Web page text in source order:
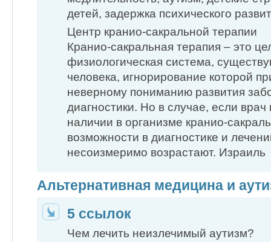
детей, задержка психического
Центр кранио-сакральной терапии
Кранио-сакральная терапия – это
физиологическая система,
человека, игнорирование которой
неверному пониманию развития
диагностики. Но в случае, если
наличии в организме кранио-
возможности в диагностике и
несоизмеримо возрастают. Израиль
Альтернативная медицина и
5 ссылок
Чем лечить неизлечимый аутизм?